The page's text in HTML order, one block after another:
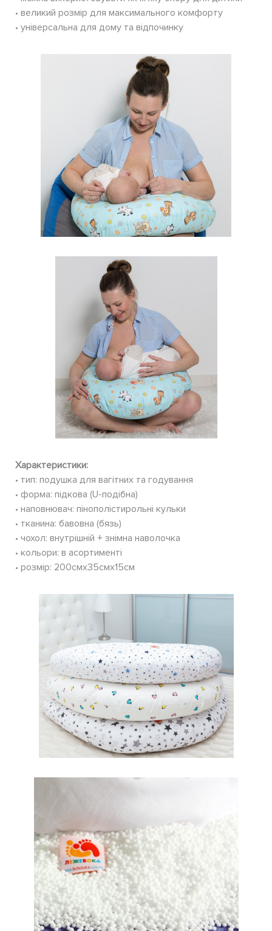
• великий розмір для максимального комфорту
• універсальна для дому та відпочинку
Характеристики:
• тип: подушка для вагітних та годування
• форма: підкова (U-подібна)
• наповнювач: пінополістирольні кульки
• тканина: бавовна (бязь)
• чохол: внутрішній + знімна наволочка
• кольори: в асортименті
• розмір: 200смх35смх15см